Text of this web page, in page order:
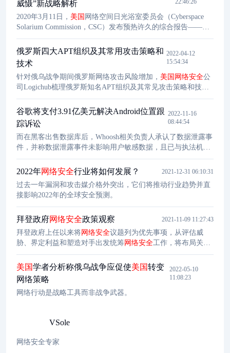
免的。
威慑”新战略解析
22:46:26
2020年3月11日， 美国 网络空间日光浴室委员会（Cyberspace
Solarium Commission，CSC）发布预热许久的综合报告——网
络空间未来警示报告，综合报告中呼吁美国政府“提高速度和敏
捷性”，改善美国的网络空间防御能力。
俄罗斯四大APT组织及其常用攻击策略和
技术
2022-04-12
15:54:34
针对俄乌战争期间俄罗斯网络攻击风险增加， 美国 网络安全公
司Logichub梳理俄罗斯知名APT组织及其常见攻击策略和技
术。具体包括： 一是APT28（又名“奇幻熊”）。该组织与俄罗
斯总参谋部军事情报总局（GRU）第26165部队有关，自2004
年左右开始运作，经常针对大型政府和国际活动开展攻击活
动。APT28攻击方式大胆激进，会直接针对远程代码执行零日
等重大漏洞进行攻击，或通过鱼叉式网络钓鱼获取管
谷歌将支付3.91亿美元解决Android位置跟
踪诉讼
2022-11-16
08:44:54
而在黑客出售数据库后，Whoosh相关负责人承认了数据泄露事
件，并称数据泄露事件未影响用户敏感数据，且已与执法机构
合作阻止数据泄露。Xenomorph银行木马于2022年2月被首次发
现，当时该恶意软件被用于攻击 56 家欧洲银行，以及从其客
户的设备中窃取敏感信息。
2022年网络安全行业将如何发展？ 2021-12-31 06:10:31
过去一年漏洞和攻击媒介格外突出，它们将推动行业趋势并直
接影响2022年的全球安全预测。
拜登政府网络安全政策观察 2021-11-09 11:27:43
拜登政府上任以来将网络安全议题列为优先事项，从评估威
胁、界定利益和塑造对手出发统筹网络安全工作，将布局关键
基础设施保护、供应链安全以及新技术发展作为治网重点，并
加强部门协调、公私合作以及国际协同打造网络空间“全政
府”“全国家”“全系统”模式，拜登政府的网络空间战略初具雏
形。与特朗普政府类似，拜登政府
家”部门影响，从“大国竞争”角度塑造网络空间，频繁使用“点
美国学者分析称俄乌战争应促使美国转变
网络策略
2022-05-10
11:08:23
网络行动是战略工具而非战争武器。
VSole
网络安全专家